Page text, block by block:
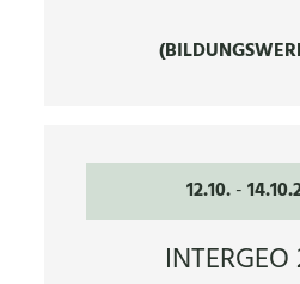
12.10.-